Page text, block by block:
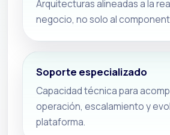
Arquitecturas alineadas a la
negocio, no solo al
Soporte especializado
Capacidad técnica para
operación, escalamiento y
plataforma.